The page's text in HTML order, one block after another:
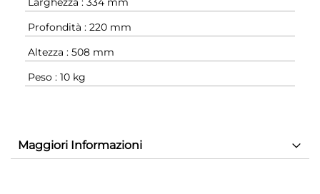
Profondità : 220 mm
Altezza : 508 mm
Peso : 10 kg
Maggiori Informazioni